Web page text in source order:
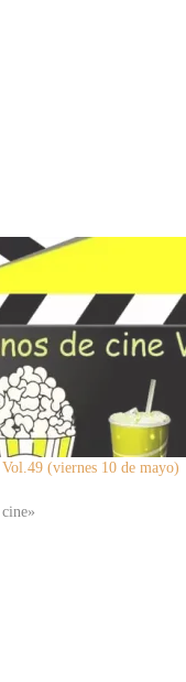
(viernes 10 de mayo)